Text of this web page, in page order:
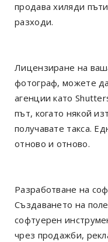
продава хиляди
разходи.
Лицензиране на
фотограф, можете
агенции като
път, когато някой
получавате такса.
отново и отново.
Разработване на
Създаването на
софтуерен
чрез продажби,